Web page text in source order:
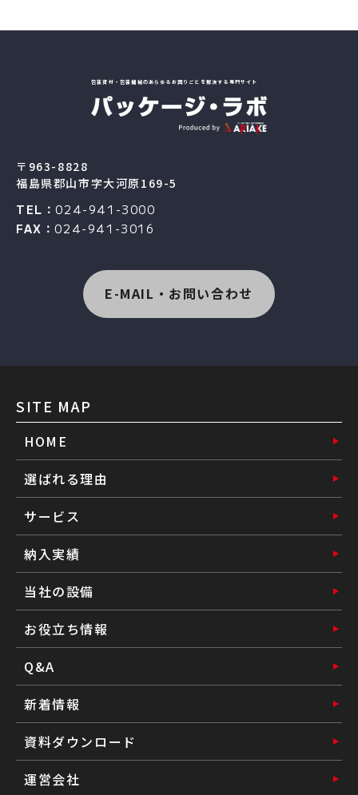
包装資材・包装機械のあらゆるお困りごとを解決する専門サイト
〒963-8828
福島県郡山市字大河原169-5
TEL：024-941-3000
FAX：024-941-3016
E-MAIL・お問い合わせ
SITE MAP
HOME
選ばれる理由
サービス
納入実績
当社の設備
お役立ち情報
Q&A
新着情報
資料ダウンロード
運営会社